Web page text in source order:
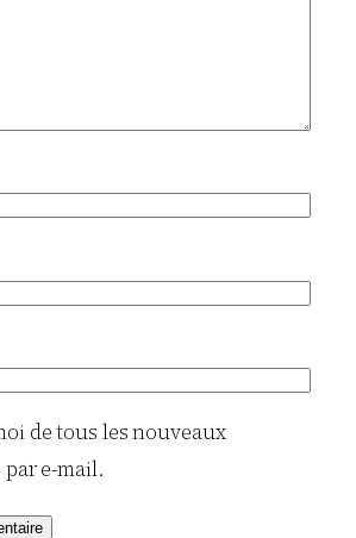
de tous les nouveaux
e-mail.